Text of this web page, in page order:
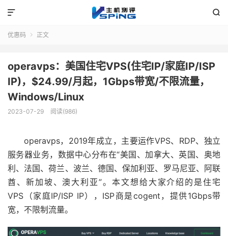


优惠码  正文
operavps：美国住宅VPS(住宅IP/家庭IP/ISP
IP)，$24.99/月起，1Gbps带宽/不限流量，
Windows/Linux
2023-07-29 阅读(986)
operavps，2019年成立，主要运作VPS、RDP、独立
服务器业务，数据中心分布在“美国、加拿大、英国、奥地
利、法国、荷兰、波兰、德国、保加利亚、罗马尼亚、阿联
酋、新加坡、澳大利亚”。本文想给大家介绍的是住宅
VPS（家庭IP/ISP IP），ISP商是cogent，提供1Gbps带
宽，不限制流量。